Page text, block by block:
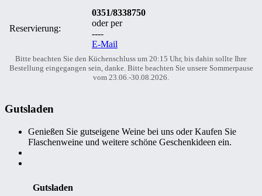
Reservierung:
0351/8338750
oder per
----
E-Mail
Bitte beachten Sie den Küchenschluss um 20:15 Uhr, bis dahin sollte Ihre
Bestellung eingegangen sein, danke. Bitte beachten Sie unsere Sommerpause
vom 23.06.-30.08.2026.
Gutsladen
Genießen Sie gutseigene Weine bei uns oder Kaufen Sie
Flaschenweine und weitere schöne Geschenkideen ein.
Gutsladen